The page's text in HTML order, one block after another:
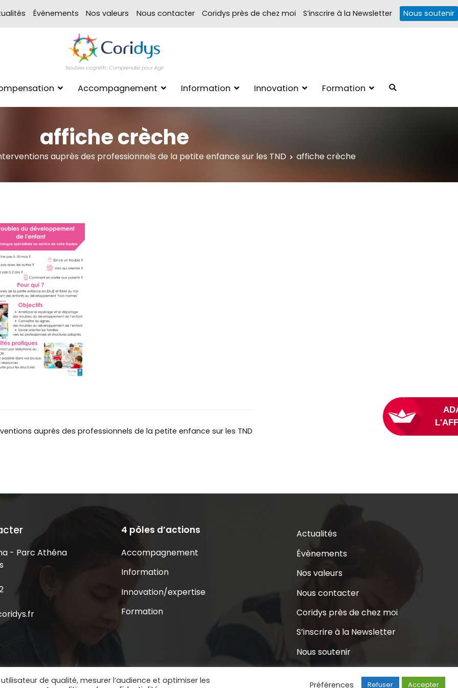
Évènements Nos valeurs Nous contacter Coridys près de chez moi S’inscrire à la Newsletter Nous soutenir
xpertise Formations autour des troubles cognitifs dys ou acquis
Accompagnement Information Innovation Formation
affiche crèche
auprès des professionnels de la petite enfance sur les TND affiche crèche
auprès des professionnels de la petite enfance sur les TND
- Parc Athéna
4 pôles d’actions
Accompagnement
Information
Innovation/expertise
Formation
Actualités
Évènements
Nos valeurs
Nous contacter
Coridys près de chez moi
S’inscrire à la Newsletter
Nous soutenir
de qualité, mesurer l’audience et optimiser les
Préférences Refuser Accepter